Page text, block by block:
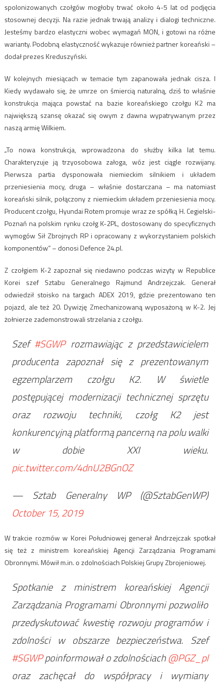
spolonizowanych czołgów mogłoby trwać około 4-5 lat od podjęcia
stosownej decyzji. Na razie jednak trwają analizy i dialogi techniczne.
Jesteśmy bardzo elastyczni wobec wymagań MON, i gotowi na różne
warianty. Podobną elastyczność wykazuje również partner koreański –
dodał prezes Kreduszyński.
W kolejnych miesiącach w temacie tym zapanowała jednak cisza. I
Kiedy wydawało się, że umrze on śmiercią naturalną, dziś to właśnie
konstrukcja mająca powstać na bazie koreańskiego czołgu K2 ma
największą szansę okazać się owym z dawna wypatrywanym przez
naszą armię Wilkiem.
„To nowa konstrukcja, wprowadzona do służby kilka lat temu.
Charakteryzuje ją trzyosobowa załoga, wóz jest ciągle rozwijany.
Pierwsza partia dysponowała niemieckim silnikiem i układem
przeniesienia mocy, druga – właśnie dostarczana – ma natomiast
koreański silnik, połączony z niemieckim układem przeniesienia mocy.
Producent czołgu, Hyundai Rotem promuje wraz ze spółką H. Cegielski-
Poznań na polskim rynku czołg K-2PL, dostosowany do specyficznych
wymogów Sił Zbrojnych RP i opracowany z wykorzystaniem polskich
komponentów” – donosi Defence 24.pl.
Z czołgiem K-2 zapoznał się niedawno podczas wizyty w Republice
Korei szef Sztabu Generalnego Rajmund Andrzejczak. Generał
odwiedził stoisko na targach ADEX 2019, gdzie prezentowano ten
pojazd, ale też 20. Dywizję Zmechanizowaną wyposażoną w K-2. Jej
żołnierze zademonstrowali strzelania z czołgu.
Szef #SGWProzmawiając z przedstawicielem
producenta zapoznał się z prezentowanym
egzemplarzem czołgu K2. W świetle
postępującej modernizacji technicznej sprzętu
oraz rozwoju techniki, czołg K2 jest
konkurencyjną platformą pancerną na polu walki
w dobie XXI wieku.
pic.twitter.com/4dnU2BGnOZ
— Sztab Generalny WP (@SztabGenWP)
October 15, 2019
W trakcie rozmów w Korei Południowej generał Andrzejczak spotkał
się też z ministrem koreańskiej Agencji Zarządzania Programami
Obronnymi. Mówił m.in. o zdolnościach Polskiej Grupy Zbrojeniowej.
Spotkanie z ministrem koreańskiej Agencji
Zarządzania Programami Obronnymi pozwoliło
przedyskutować kwestię rozwoju programów i
zdolności w obszarze bezpieczeństwa. Szef
#SGWPpoinformował o zdolnościach@PGZ_pl
oraz zachęcał do współpracy i wymiany